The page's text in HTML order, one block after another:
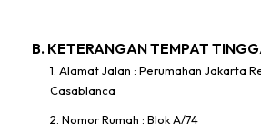
B. KETERANGAN TEMPAT
1. Alamat Jalan : Perumahan Jakarta
Casablanca
2. Nomor Rumah : Blok A/74